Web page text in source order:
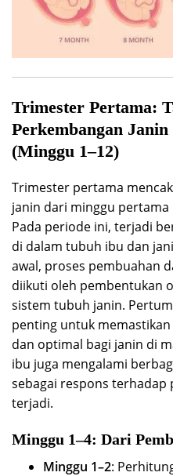
Trimester Pertama:
Perkembangan
(Minggu 1–12)
Trimester pertama
janin dari minggu pertama
Pada periode ini, terjadi
di dalam tubuh ibu dan
awal, proses pembuahan
diikuti oleh pembentukan
sistem tubuh janin.
penting untuk
dan optimal bagi janin di
ibu juga mengalami
sebagai respons
terjadi.
Minggu 1–4: Dari
Minggu 1–2: